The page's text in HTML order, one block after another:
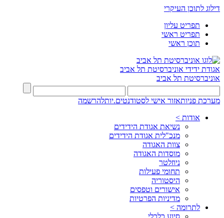
דילוג לתוכן העיקרי
תפריט עליון
תפריט ראשי
תוכן ראשי
אגודת ידידי אוניברסיטת תל אביב
אוניברסיטת תל אביב
מערכת פניותאזור אישי לסטודנטים.יותלהרשמה
אודות >
נשיאת אגודת הידידים
מנכ"לית אגודת הידידים
צוות האגודה
מוסדות האגודה
ניוזלטר
תחומי פעילות
היסטוריה
אישורים וטפסים
מדיניות הפרטיות
לתרומה >
סיוע כלכלי